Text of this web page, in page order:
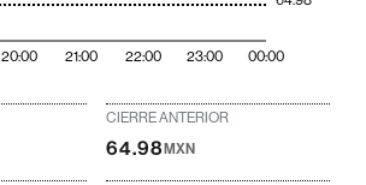
20:00 21:00 22:00 23:00 00:00
CIERRE ANTERIOR
64.98MXN